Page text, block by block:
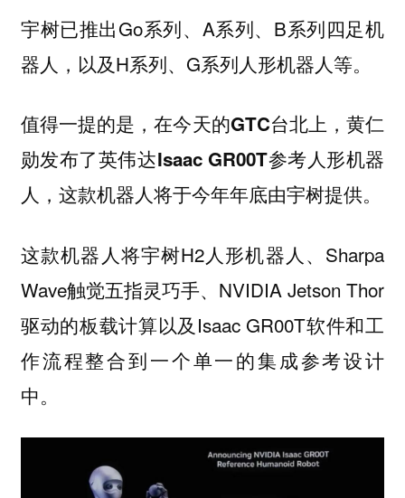
宇树已推出Go系列、A系列、B系列四足机
器人，以及H系列、G系列人形机器人等。
值得一提的是，在今天的GTC台北上，黄仁
勋发布了英伟达Isaac GR00T参考人形机器
人，这款机器人将于今年年底由宇树提供。
这款机器人将宇树H2人形机器人、Sharpa
Wave触觉五指灵巧手、NVIDIA Jetson Thor
驱动的板载计算以及Isaac GR00T软件和工
作流程整合到一个单一的集成参考设计
中。